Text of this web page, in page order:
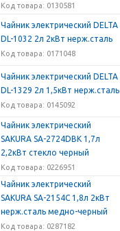
Код товара: 0130581
Чайник электрический DELTA
DL-1032 2л 2кВт нерж.сталь
Код товара: 0171048
Чайник электрический DELTA
DL-1329 2л 1,5кВт нерж.сталь
Код товара: 0145092
Чайник электрический
SAKURA SA-2724DBK 1,7л
2,2кВт стекло черный
Код товара: 0226951
Чайник электрический
SAKURA SA-2154C 1,8л 2кВт
нерж.сталь медно-черный
Код товара: 0287182